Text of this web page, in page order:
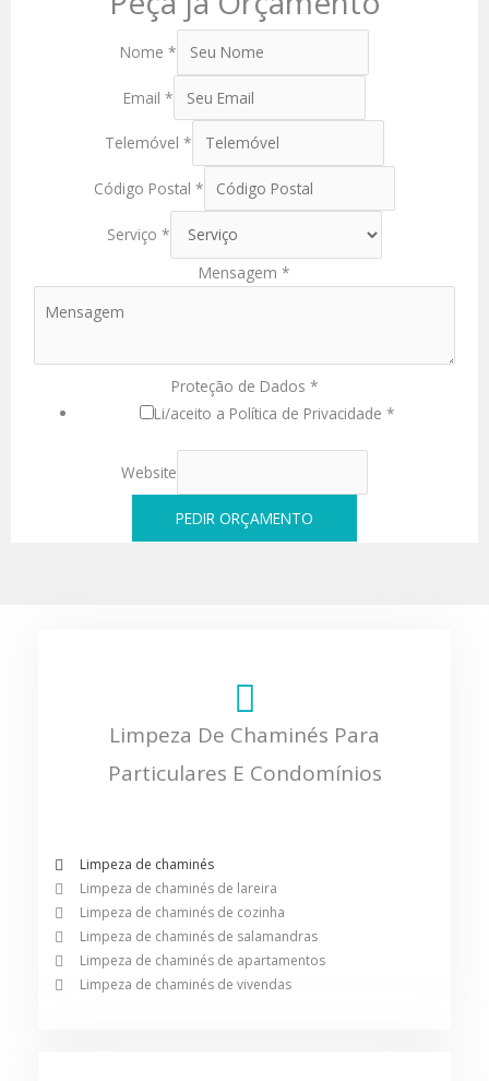
Nome*
Email*
Telemóvel*
Código Postal *
Serviço*
Mensagem *
Proteção de Dados *
Li/aceito a Política de Privacidade *
Website
PEDIR ORÇAMENTO
Limpeza De Chaminés Para
Particulares E Condomínios
Limpeza de chaminés
Limpeza de chaminés de lareira
Limpeza de chaminés de cozinha
Limpeza de chaminés de salamandras
Limpeza de chaminés de apartamentos
Limpeza de chaminés de vivendas